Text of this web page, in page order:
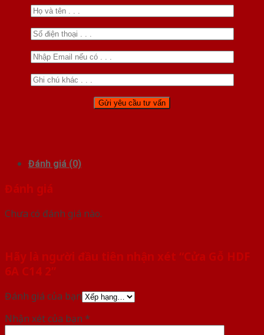
Đánh giá (0)
Đánh giá
Chưa có đánh giá nào.
Hãy là người đầu tiên nhận xét “Cửa Gỗ HDF
6A C14 2”
Đánh giá của bạn
Nhận xét của bạn *